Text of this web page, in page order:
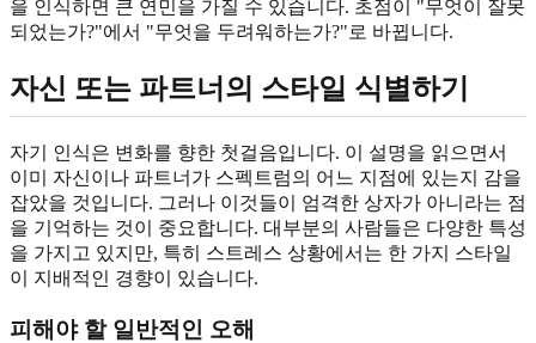
을 인식하면 큰 연민을 가질 수 있습니다. 초점이 "무엇이 잘못
되었는가?"에서 "무엇을 두려워하는가?"로 바뀝니다.
자신 또는 파트너의 스타일 식별하기
자기 인식은 변화를 향한 첫걸음입니다. 이 설명을 읽으면서
이미 자신이나 파트너가 스펙트럼의 어느 지점에 있는지 감을
잡았을 것입니다. 그러나 이것들이 엄격한 상자가 아니라는 점
을 기억하는 것이 중요합니다. 대부분의 사람들은 다양한 특성
을 가지고 있지만, 특히 스트레스 상황에서는 한 가지 스타일
이 지배적인 경향이 있습니다.
피해야 할 일반적인 오해